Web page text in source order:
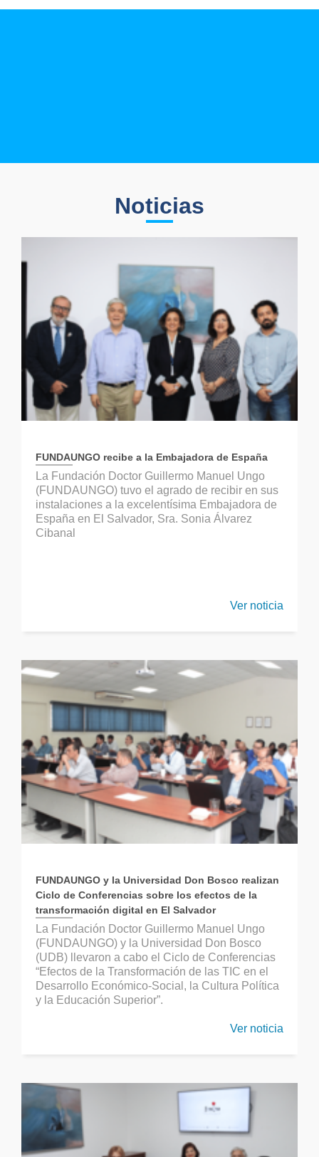
Noticias
FUNDAUNGO recibe a la Embajadora de España
La Fundación Doctor Guillermo Manuel Ungo
(FUNDAUNGO) tuvo el agrado de recibir en sus
instalaciones a la excelentísima Embajadora de
España en El Salvador, Sra. Sonia Álvarez
Cibanal
Ver noticia
FUNDAUNGO y la Universidad Don Bosco realizan
Ciclo de Conferencias sobre los efectos de la
transformación digital en El Salvador
La Fundación Doctor Guillermo Manuel Ungo
(FUNDAUNGO) y la Universidad Don Bosco
(UDB) llevaron a cabo el Ciclo de Conferencias
“Efectos de la Transformación de las TIC en el
Desarrollo Económico-Social, la Cultura Política
y la Educación Superior”.
Ver noticia